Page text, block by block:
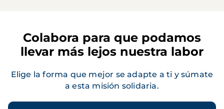
Colabora para que podamos
llevar más lejos nuestra labor
Elige la forma que mejor se adapte a ti y súmate
a esta misión solidaria.